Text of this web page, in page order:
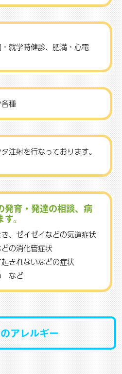
・就学時健診、肥満・心電
種
注射を行なっております。
発育・発達の相談、病
。
、ゼイゼイなどの気道症状
の消化管症状
きれないなどの症状
など
アレルギー